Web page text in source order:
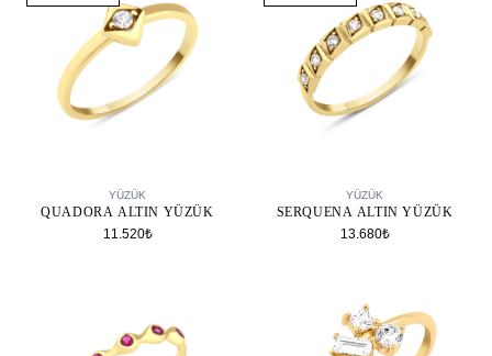
YÜZÜK
QUADORA ALTIN YÜZÜK
11.520₺
YÜZÜK
SERQUENA ALTIN YÜZÜK
13.680₺